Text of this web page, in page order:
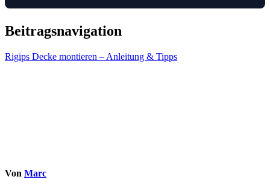
Beitragsnavigation
Rigips Decke montieren – Anleitung & Tipps
Von Marc